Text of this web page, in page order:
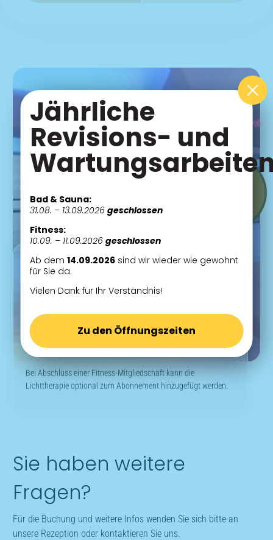
Buchen Sie Ihre
Anwendung
Minuten): 11 €
10er Karte: 99 €
Bei Abschluss einer Fitness-Mitgliedschaft kann die
Lichttherapie optional zum Abonnement hinzugefügt werden.
Sie haben weitere
Fragen?
Für die Buchung und weitere Infos wenden Sie sich bitte an
unsere Rezeption oder kontaktieren Sie uns.
Jährliche
Revisions- und
Bad & Sauna:
31.08. – 13.09.2026 geschlossen
Fitness:
10.09. – 11.09.2026 geschlossen
Ab dem 14.09.2026sind wir wieder wie gewohnt
für Sie da.
Vielen Dank für Ihr Verständnis!
Zu den Öffnungszeiten